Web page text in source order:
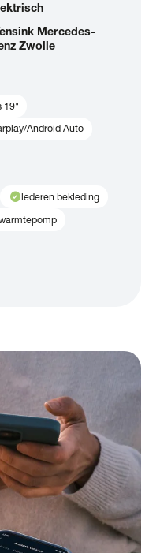
Mercedes-
Zwolle
19"
Android Auto
check_circlelederen bekleding